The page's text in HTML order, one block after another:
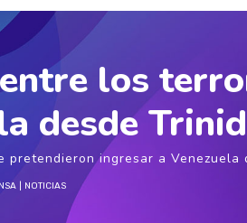
los
desde
ingresar a Venezuela
NOTICIAS